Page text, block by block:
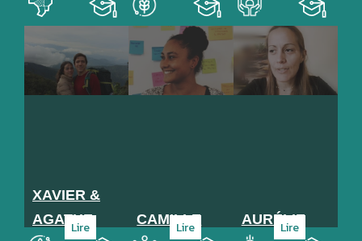
territoire
96
Agroalimentaire
Promo
89
Service, Institution, ONG
Promo
101
XAVIER &
AGATHE
Lire CAMILLE
Lire AURÉLIE
Lire